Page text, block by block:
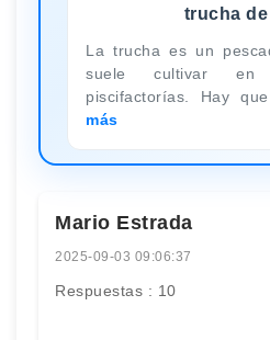
trucha
La trucha es un
suele cultivar en
piscifactorías. Hay
más
Mario Estrada
2025-09-03 09:06:37
Respuestas : 10